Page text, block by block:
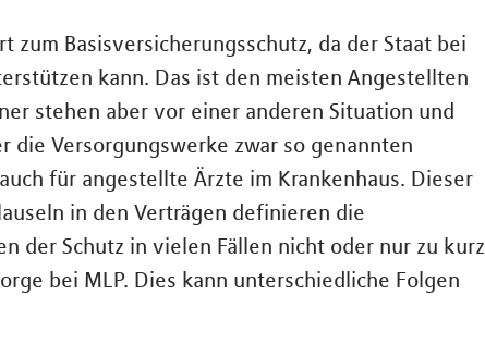
Basisversicherungsschutz, da der Staat bei
kann. Das ist den meisten Angestellten
stehen aber vor einer anderen Situation und
die Versorgungswerke zwar so genannten
für angestellte Ärzte im Krankenhaus. Dieser
in den Verträgen definieren die
der Schutz in vielen Fällen nicht oder nur zu kurz
bei MLP. Dies kann unterschiedliche Folgen